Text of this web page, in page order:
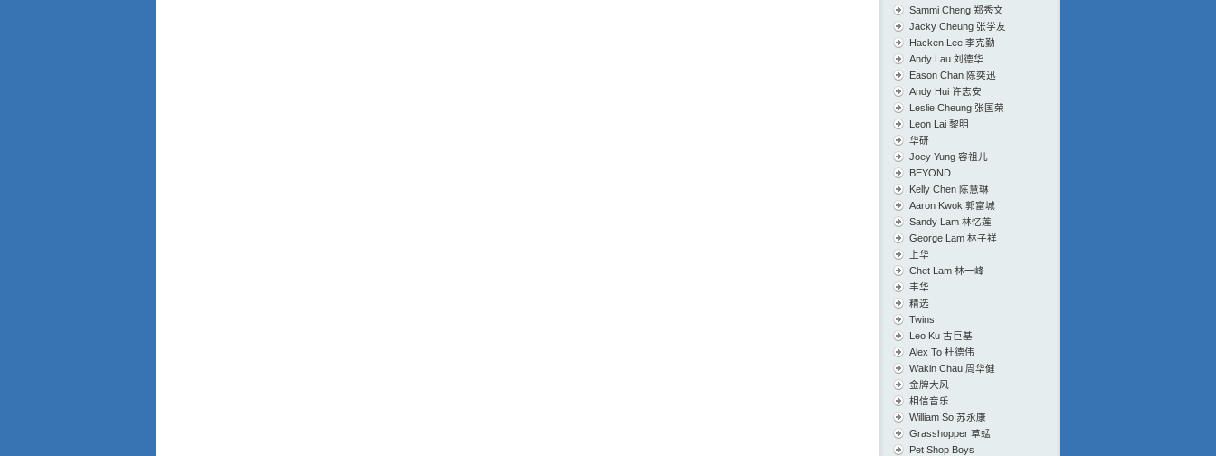
Sammi Cheng 郑秀文
Jacky Cheung 张学友
Hacken Lee 李克勤
Andy Lau 刘德华
Eason Chan 陈奕迅
Andy Hui 许志安
Leslie Cheung 张国荣
Leon Lai 黎明
华研
Joey Yung 容祖儿
BEYOND
Kelly Chen 陈慧琳
Aaron Kwok 郭富城
Sandy Lam 林忆莲
George Lam 林子祥
上华
Chet Lam 林一峰
丰华
精选
Twins
Leo Ku 古巨基
Alex To 杜德伟
Wakin Chau 周华健
金牌大风
相信音乐
William So 苏永康
Grasshopper 草蜢
Pet Shop Boys